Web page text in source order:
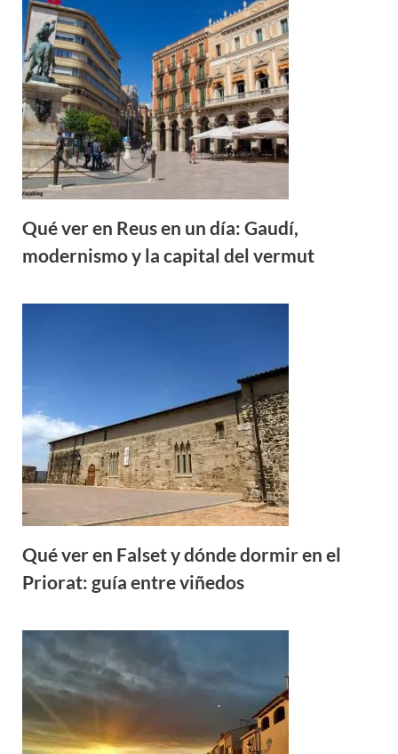
Qué ver en Reus en un día: Gaudí,
modernismo y la capital del vermut
Qué ver en Falset y dónde dormir en el
Priorat: guía entre viñedos